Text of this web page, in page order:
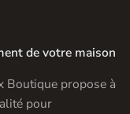
de votre maison
Boutique propose à
pour